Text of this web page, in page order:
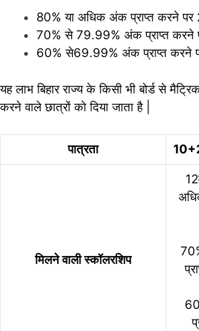
80% या अधिक अंक प्राप्त करने
70% से 79.99% अंक प्राप्त करने
60% से69.99% अंक प्राप्त करने
यह लाभ बिहार राज्य के किसी भी बोर्ड से
करने वाले छात्रों को दिया जाता है |
पात्रता
मिलने वाली स्कॉलरशिप